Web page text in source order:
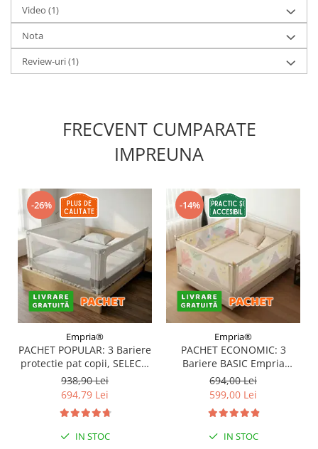
Video (1)
Nota
Review-uri(1)
FRECVENT CUMPARATE
IMPREUNA
-26%
Empria®
PACHET POPULAR: 3 Bariere
protectie pat copii, SELECT,
160x200 cm
938,90 Lei
694,79 Lei
IN STOC
-14%
Empria®
PACHET ECONOMIC: 3
Bariere BASIC Empria
protectie pat 160X200 cm +
bara stabilizatoare
694,00 Lei
599,00 Lei
IN STOC